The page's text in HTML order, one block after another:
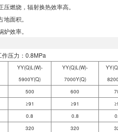
燃烧，辐射换热效率高。
面积。
效率。
压力：0.8MPa
YY(Q)L(W)-
5900Y(Q)
YY(Q)L(W)-
7000Y(Q)
500 600
≥91 ≥91
0.8 0.8
320 320